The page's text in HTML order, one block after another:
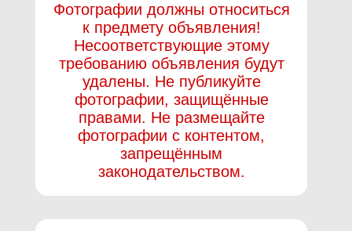
Фотографии должны относиться
к предмету объявления!
Несоответствующие этому
требованию объявления будут
удалены. Не публикуйте
фотографии, защищённые
правами. Не размещайте
фотографии с контентом,
запрещённым
законодательством.